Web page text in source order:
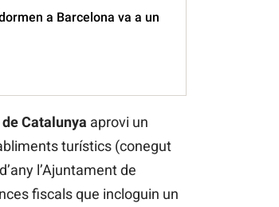
a Barcelona va a un
Catalunya aprovi un
turístics (conegut
l’Ajuntament de
fiscals que incloguin un